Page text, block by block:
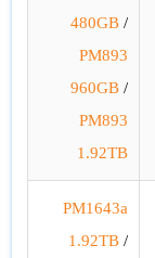
480GB/
PM893
960GB/
PM893
1.92TB
PM1643a
1.92TB/